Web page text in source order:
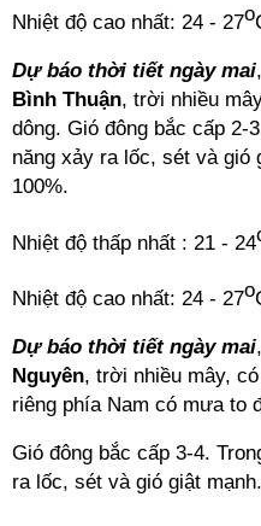
Nhiệt độ cao nhất: 24 - 27o
Dự báo thời tiết ngày mai
Bình Thuận, trời nhiều
dông. Gió đông bắc cấp 2-
năng xảy ra lốc, sét và gió
100%.
Nhiệt độ thấp nhất : 21 - 24
Nhiệt độ cao nhất: 24 - 27o
Dự báo thời tiết ngày mai
Nguyên, trời nhiều mây,
riêng phía Nam có mưa to
Gió đông bắc cấp 3-4.
ra lốc, sét và gió giật